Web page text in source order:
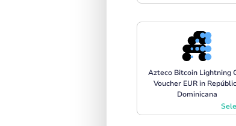
Azteco Bitcoin Lightning
Voucher EUR in
Dominicana